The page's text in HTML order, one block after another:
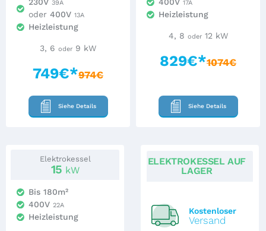
39A
oder 400V 13A
Heizleistung
3, 6 oder 9 kW
749€*974€
Siehe Details
17A
Heizleistung
4, 8 oder12 kW
829€*1074€
Siehe Details
Elektrokessel
15 kW
Bis 180m²
400V 22A
Heizleistung
ELEKTROKESSELAUF
LAGER
Kostenloser
Versand